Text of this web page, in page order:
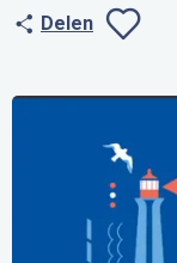
Delen